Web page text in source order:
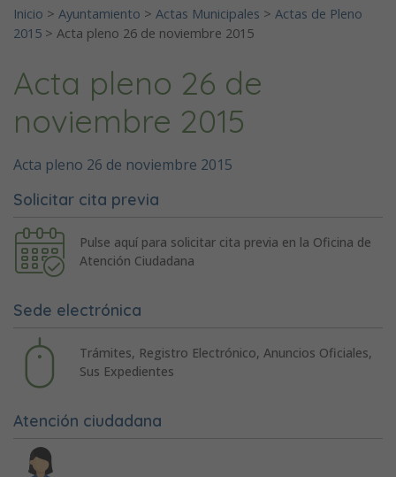
Inicio > Ayuntamiento > Actas Municipales > Actas de Pleno
2015 > Acta pleno 26 de noviembre 2015
Acta pleno 26 de
noviembre 2015
Acta pleno 26 de noviembre 2015
Solicitar cita previa
Pulse aquí para solicitar cita previa en la Oficina de
Atención Ciudadana
Sede electrónica
Trámites, Registro Electrónico, Anuncios Oficiales,
Sus Expedientes
Atención ciudadana